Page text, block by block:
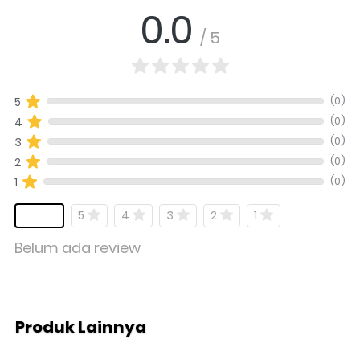
0.0 / 5
5 (0)
4 (0)
3 (0)
2 (0)
1 (0)
5 4 3 2 1
Belum ada review
Produk Lainnya